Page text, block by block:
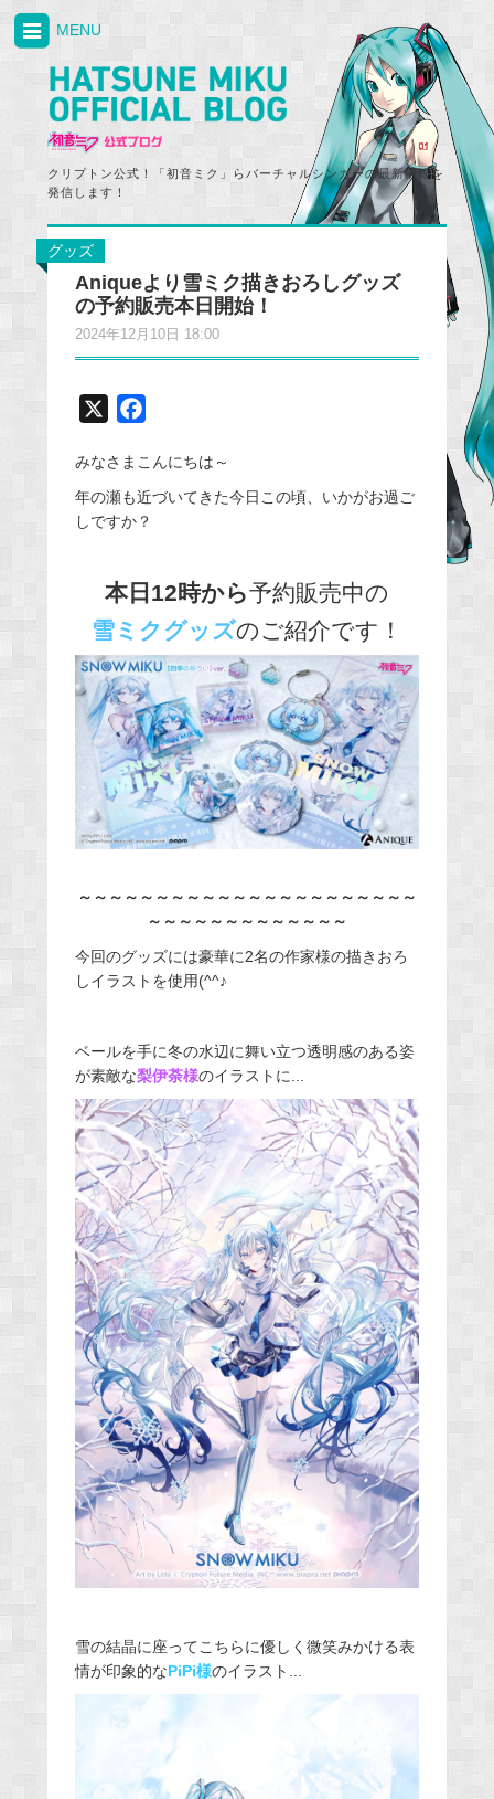
クリプトン公式！「初音ミク」らバーチャルシンガーの最新情報を
発信します！
MENU
グッズ
Aniqueより雪ミク描きおろしグッズ
の予約販売本日開始！
2024年12月10日 18:00
c
e
b
o
k
みなさまこんにちは～
年の瀬も近づいてきた今日この頃、いかがお過ご
しですか？
本日12時から予約販売中の
雪ミクグッズのご紹介です！
～～～～～～～～～～～～～～～～～～～～～～
～～～～～～～～～～～～～
今回のグッズには豪華に2名の作家様の描きおろ
しイラストを使用(^^♪
ベールを手に冬の水辺に舞い立つ透明感のある姿
が素敵な梨伊荼様のイラストに...
雪の結晶に座ってこちらに優しく微笑みかける表
情が印象的なPiPi様のイラスト...